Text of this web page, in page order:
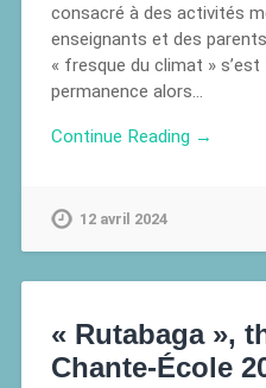
consacré à des activités
enseignants et des
« fresque du climat » s’est
permanence alors…
Continue Reading →
12 avril 2024
« Rutabaga »,
Chante-École